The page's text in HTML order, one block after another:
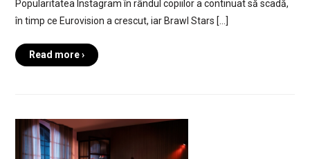
Popularitatea Instagram în rândul copiilor a continuat să scadă,
în timp ce Eurovision a crescut, iar Brawl Stars […]
Read more ›